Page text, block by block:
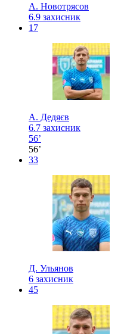
А. Новотрясов
6.9 захисник
17
А. Дедяєв
6.7 захисник
56’
56’
33
Д. Ульянов
6 захисник
45